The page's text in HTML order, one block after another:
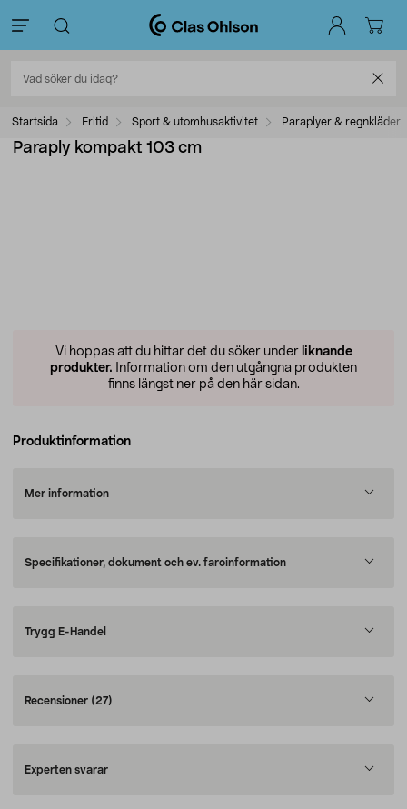
Startsida Fritid Sport & utomhusaktivitet Paraplyer & regnkläder
Paraply kompakt 103 cm
Vi hoppas att du hittar det du söker under liknande
produkter. Information om den utgångna produkten
finns längst ner på den här sidan.
Produktinformation
Mer information
Specifikationer, dokument och ev. faroinformation
Trygg E-Handel
Recensioner (27)
Experten svarar